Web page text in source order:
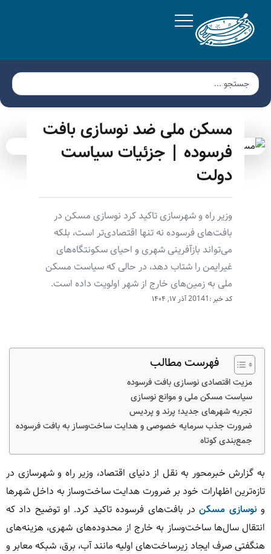
مسکن ملی ضد نوسازی بافت
فرسوده | جزئیات سیاست
دولت
وزیر راه و شهرسازی تاکید کرد نوسازی مسکن در
بافت‌های فرسوده نه تنها اقتصادی‌تر است، بلکه
می‌تواند بازآفرینی شهری و احیای سکونتگاه‌های
غیرایمن را شتاب دهد، در حالی که سیاست مسکن
ملی به زمین‌های خارج از شهر اولویت داده است.
کد خبر :20141 آذر ۱۷, ۱۴۰۴
فهرست مطالب
مزیت اقتصادی نوسازی بافت فرسوده
سیاست مسکن ملی و موانع نوسازی
تجربه شهرهای جدید؛ پرند و پردیس
ضرورت جذب سرمایه خصوصی و هدایت ساخت‌وساز به بافت فرسوده
جمع‌بندی کوتاه
به گزارش خبرمحور به نقل از دنیای اقتصاد، وزیر راه و شهرسازی در
تازه‌ترین اظهارات خود بر ضرورت هدایت ساخت‌وساز به داخل شهرها
ونوسازی مسکن در بافت‌های فرسوده تاکید کرد. او توضیح داد که
انتقال سال‌ها ساخت‌وساز به خارج از محدوده‌های شهری، هزینه‌های
هنگفتی صرف ایجاد زیرساخت‌های اولیه مانند آب، برق، شبکه معابر و